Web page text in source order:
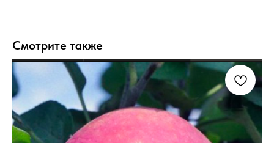
Смотрите также